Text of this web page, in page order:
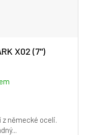
X02 (7")
německé oceli.